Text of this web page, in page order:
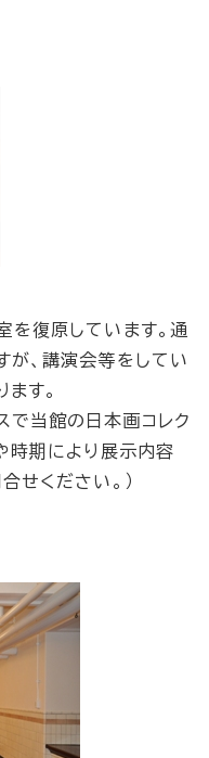
復原しています。通
、講演会等をしてい
す。
で当館の日本画コレク
時期により展示内容
せください。）